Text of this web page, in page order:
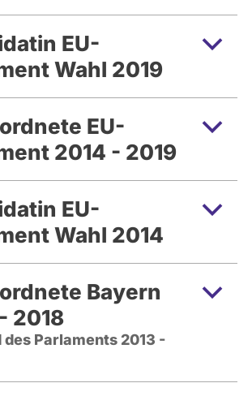
EU-
Wahl 2019
EU-
2014 - 2019
EU-
Wahl 2014
Bayern
2018
Parlaments 2013 -